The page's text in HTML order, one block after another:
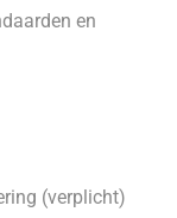
en
(verplicht)